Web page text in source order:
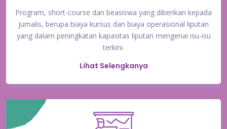
Program, short-course dan beasiswa yang diberikan kepada
jurnalis, berupa biaya kursus dan biaya operasional liputan
yang dalam peningkatan kapasitas liputan mengenai isu-isu
terkini.
Lihat Selengkanya